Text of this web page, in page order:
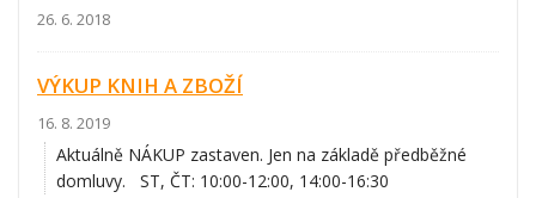
26. 6. 2018
VÝKUP KNIH A ZBOŽÍ
16. 8. 2019
Aktuálně NÁKUP zastaven. Jen na základě předběžné
domluvy. ST, ČT: 10:00-12:00, 14:00-16:30